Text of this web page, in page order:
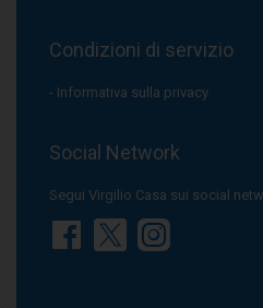
Condizioni di servizio
Informativa sulla privacy
Social Network
Segui Virgilio Casa sui social